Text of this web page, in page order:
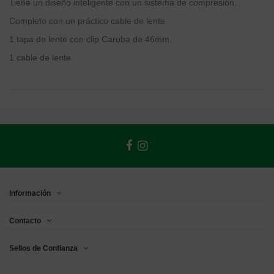
Tiene un diseño inteligente con un sistema de compresión.
Completo con un práctico cable de lente
1 tapa de lente con clip Caruba de 46mm.
1 cable de lente.
Información
Contacto
Sellos de Confianza